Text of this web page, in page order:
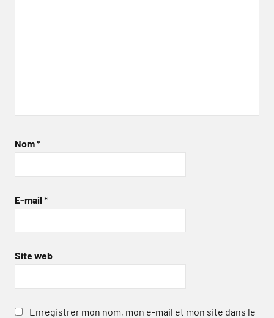
Nom*
E-mail *
Site web
Enregistrer mon nom, mon e-mail et mon site dans le